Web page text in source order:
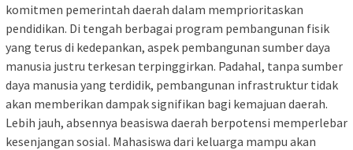
komitmen pemerintah daerah dalam memprioritaskan
pendidikan. Di tengah berbagai program pembangunan fisik
yang terus di kedepankan, aspek pembangunan sumber daya
manusia justru terkesan terpinggirkan. Padahal, tanpa sumber
daya manusia yang terdidik, pembangunan infrastruktur tidak
akan memberikan dampak signifikan bagi kemajuan daerah.
Lebih jauh, absennya beasiswa daerah berpotensi memperlebar
kesenjangan sosial. Mahasiswa dari keluarga mampu akan